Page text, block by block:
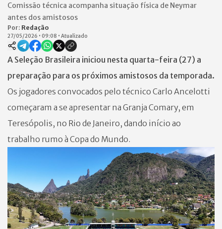
Comissão técnica acompanha situação física de Neymar
antes dos amistosos
Por: Redação
27/05/2026 • 09:08 • Atualizado
A Seleção Brasileira iniciou nesta quarta-feira (27) a
preparação para os próximos amistosos da temporada.
Os jogadores convocados pelo técnico Carlo Ancelotti
começaram a se apresentar na Granja Comary, em
Teresópolis, no Rio de Janeiro, dando início ao
trabalho rumo à Copa do Mundo.